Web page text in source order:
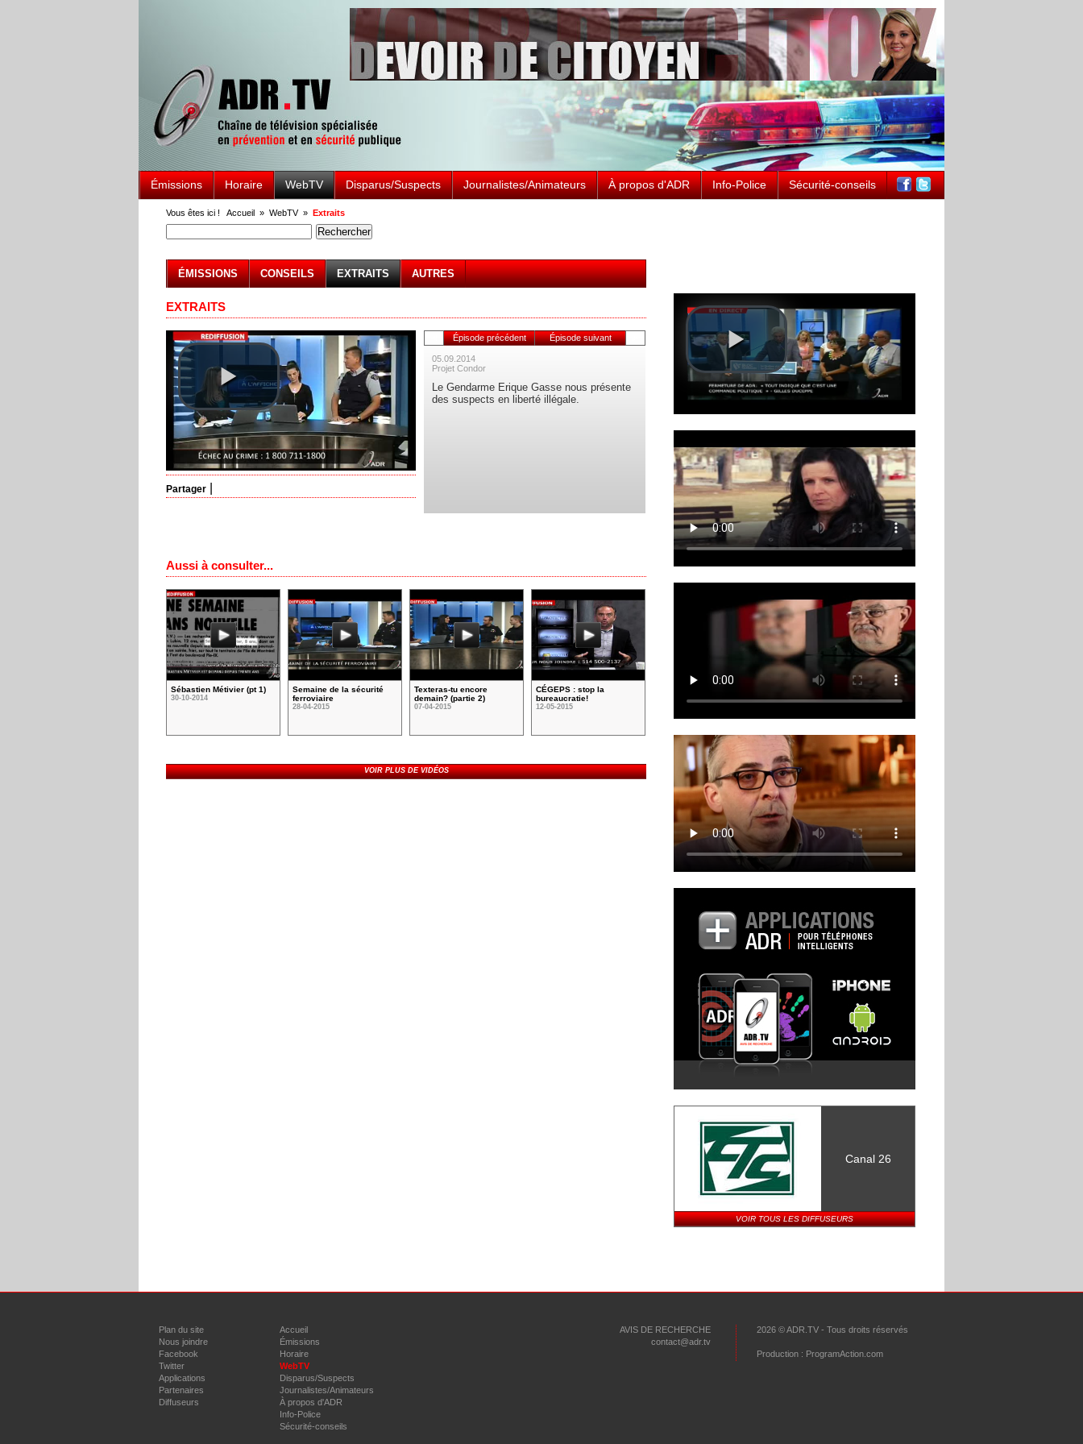
Émissions Horaire WebTV Disparus/Suspects Journalistes/Animateurs À propos d'ADR Info-Police Sécurité-conseils
Vous êtes ici ! Accueil » WebTV» Extraits
ÉMISSIONS CONSEILS EXTRAITS AUTRES
EXTRAITS
Partager
Épisode précédent Épisode suivant
05.09.2014
Projet Condor
Le Gendarme Erique Gasse nous présente
des suspects en liberté illégale.
Aussi à consulter...
Sébastien Métivier (pt 1)
30-10-2014
Semaine de la sécurité
ferroviaire
28-04-2015
Texteras-tu encore
demain? (partie 2)
07-04-2015
CÉGEPS : stop la
bureaucratie!
12-05-2015
VOIR PLUS DE VIDÉOS
Canal 26
VOIR TOUS LES DIFFUSEURS
Plan du site
Nous joindre
Facebook
Twitter
Applications
Partenaires
Diffuseurs
Accueil
Émissions
Horaire
WebTV
Disparus/Suspects
Journalistes/Animateurs
À propos d'ADR
Info-Police
Sécurité-conseils
AVIS DE RECHERCHE
contact@adr.tv
2026 © ADR.TV - Tous droits réservés
Production : ProgramAction.com